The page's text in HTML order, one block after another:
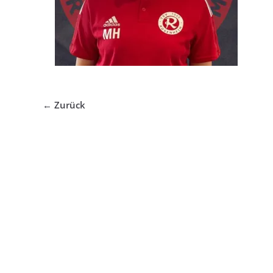
← Zurück